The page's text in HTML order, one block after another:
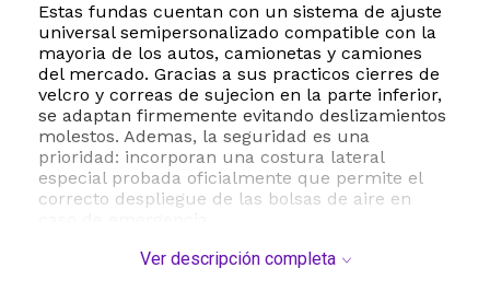
Estas fundas cuentan con un sistema de ajuste
universal semipersonalizado compatible con la
mayoria de los autos, camionetas y camiones
del mercado. Gracias a sus practicos cierres de
velcro y correas de sujecion en la parte inferior,
se adaptan firmemente evitando deslizamientos
molestos. Ademas, la seguridad es una
prioridad: incorporan una costura lateral
especial probada oficialmente que permite el
correcto despliegue de las bolsas de aire en
El juego incluye dos fundas para los asientos
Ver descripción completa